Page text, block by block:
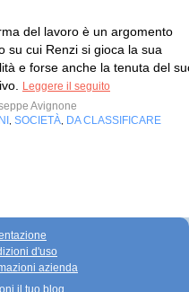
del lavoro è un argomento
su cui Renzi si gioca la sua
e forse anche la tenuta del
Leggere il seguito
Avignone
, SOCIETÀ, DA CLASSIFICARE
d'uso
azienda